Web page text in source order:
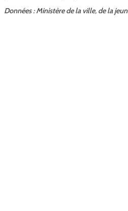
Données : Ministère de la ville, de la